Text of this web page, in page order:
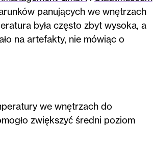
panujących we wnętrzach
była często zbyt wysoka, a
na artefakty, nie mówiąc o
we wnętrzach do
zwiększyć średni poziom